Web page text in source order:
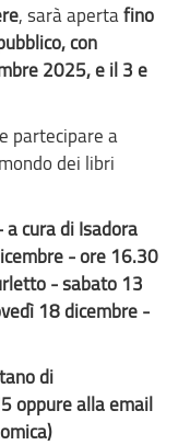
, sarà apertafino
con
2025, e il 3 e
partecipare a
dei libri
cura di Isadora
- ore 16.30
- sabato 13
18 dicembre -
di
oppure alla email